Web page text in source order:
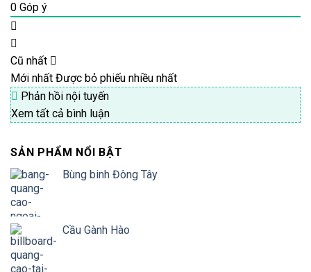
0 Góp ý
Cũ nhất
Mới nhất Được bỏ phiếu nhiều nhất
Phản hồi nội tuyến
Xem tất cả bình luận
SẢN PHẨM NỔI BẬT
Bùng binh Đông Tây
Cầu Gành Hào